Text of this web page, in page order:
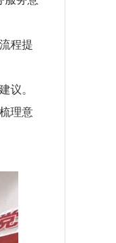
程提
议。
理意